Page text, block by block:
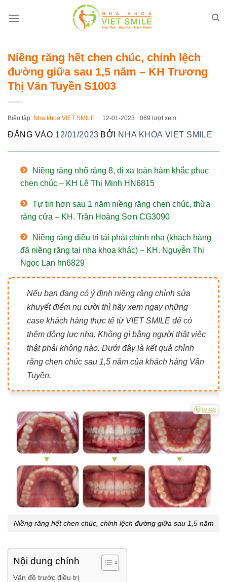
qua
Niềng răng hết chen chúc, chỉnh lệch
đường giữa sau 1,5 năm – KH Trương
Thị Vân Tuyền S1003
Biên tập: Nha khoa VIET SMILE 12-01-2023 869 lượt xem
ĐĂNG VÀO 12/01/2023 BỞI NHA KHOA VIET SMILE
Niềng răng nhổ răng 8, di xa toàn hàm khắc phục
chen chúc – KH Lê Thị Minh HN6815
Tự tin hơn sau 1 năm niềng răng chen chúc, thừa
răng cửa – KH. Trần Hoàng Sơn CG3090
Niềng răng điều trị tái phát chỉnh nha (khách hàng
đã niềng răng tại nha khoa khác) – KH. Nguyễn Thị
Ngọc Lan hn6829
Nếu bạn đang có ý định niềng răng chỉnh sửa
khuyết điểm nụ cười thì hãy xem ngay những
case khách hàng thực tế từ VIET SMILE để có
thêm động lực nha. Không gì bằng người thật việc
thật phải không nào. Dưới đây là kết quả chỉnh
răng chen chúc sau 1,5 năm của khách hàng Vân
Tuyền.
Niềng răng hết chen chúc, chỉnh lệch đường giữa sau 1,5 năm
Nội dung chính
Vấn đề trước điều trị